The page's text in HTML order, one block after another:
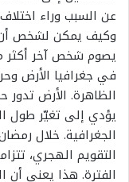
عن السبب وراء
في جغرافيا الأرض
الظاهرة. الأرض
يؤدي إلى تغيّر طول
الجغرافية. خلال
التقويم الهجري،
الفترة. هذا يعني